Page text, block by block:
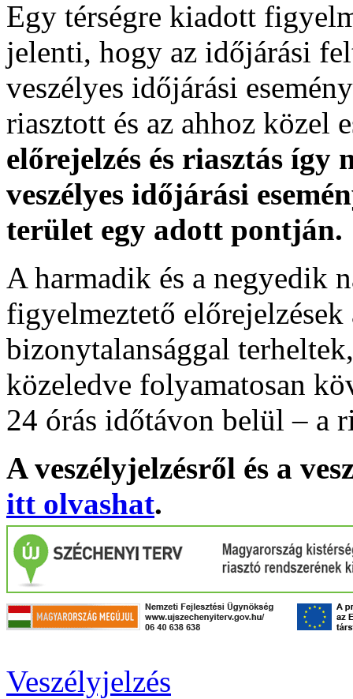
Egy térségre kiadott
jelenti, hogy az időjárási
veszélyes időjárási
riasztott és az ahhoz közel
előrejelzés és riasztás
veszélyes időjárási
terület egy adott pontján.
A harmadik és a negyedik
figyelmeztető
bizonytalansággal
közeledve folyamatosan
24 órás időtávon belül – a
A veszélyjelzésről és a
itt olvashat.
Veszélyjelzés